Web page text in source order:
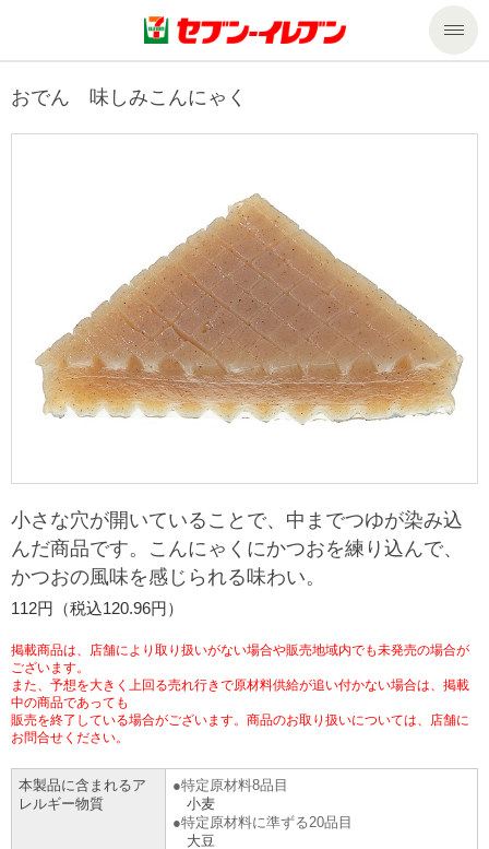
商品のご案内
商品カテゴリ一覧
セブンプレミアム
ギフト
プリペイドカード・金券
ニンテンドー・ダウンロードカード
nanacoトップ
マルチコピー機でできること
コピー
プリント
スキャン
ファクス
チケット
宅配便
切手・はがき・印紙
セブン銀行ATM
ご利用可能なお支払い方法
チケットサービス
セブンチケット
イープラス
セブン‐イレブンでお受取り
セブンネットショッピング
企業情報トップ
ニュースリリース
企業理念
会社概要
貸借対照表・損益計算書
沿革
国内店舗数
私たちの取組み
サステナビリティ
セブン＆アイ・ホールディングスの重点課題
サステナビリティ活動基本方針
サステナビリティ推進体制
GREEN CHALLENGE 2050
4VISIONS
サステナビリティニュース
加盟店オーナー募集 物件募集・購入
アルバイト情報
店舗検索
お問い合わせ
Language
English (Corporate)
English (Services)
おでん 味しみこんにゃく
小さな穴が開いていることで、中までつゆが染み込
んだ商品です。こんにゃくにかつおを練り込んで、
かつおの風味を感じられる味わい。
112円（税込120.96円）
掲載商品は、店舗により取り扱いがない場合や販売地域内でも未発売の場合が
ございます。
また、予想を大きく上回る売れ行きで原材料供給が追い付かない場合は、掲載
中の商品であっても
販売を終了している場合がございます。商品のお取り扱いについては、店舗に
お問合せください。
本製品に含まれるア
レルギー物質
特定原材料8品目
小麦
特定原材料に準ずる20品目
大豆